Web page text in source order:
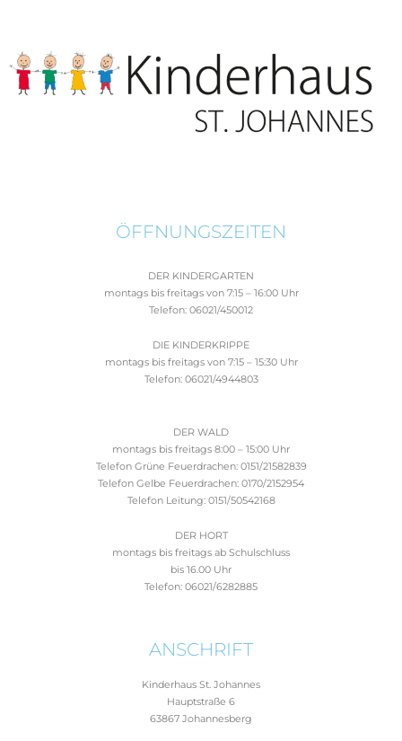
ÖFFNUNGSZEITEN
DER KINDERGARTEN
montags bis freitags von 7:15 – 16:00 Uhr
Telefon: 06021/450012
DIE KINDERKRIPPE
montags bis freitags von 7:15 – 15:30 Uhr
Telefon: 06021/4944803
DER WALD
montags bis freitags 8:00 – 15:00 Uhr
Telefon Grüne Feuerdrachen: 0151/21582839
Telefon Gelbe Feuerdrachen: 0170/2152954
Telefon Leitung: 0151/50542168
DER HORT
montags bis freitags ab Schulschluss
bis 16.00 Uhr
Telefon: 06021/6282885
ANSCHRIFT
Kinderhaus St. Johannes
Hauptstraße 6
63867 Johannesberg